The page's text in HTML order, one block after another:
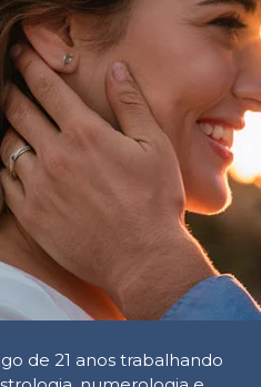
de 21 anos trabalhando